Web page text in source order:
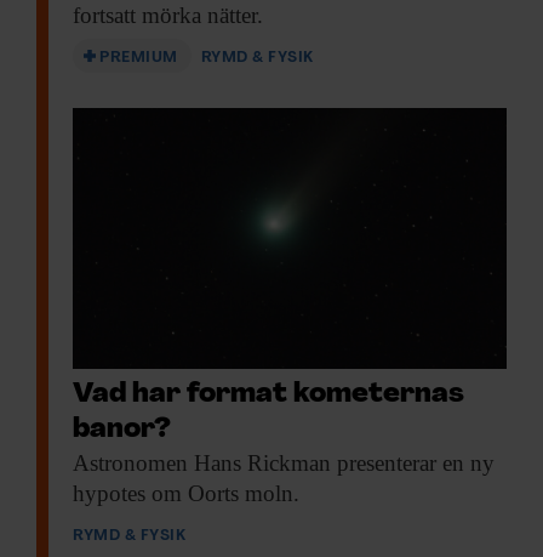
fortsatt mörka nätter.
PREMIUM RYMD & FYSIK
Vad har format kometernas
banor?
Astronomen Hans Rickman presenterar en ny
hypotes om Oorts moln.
RYMD & FYSIK